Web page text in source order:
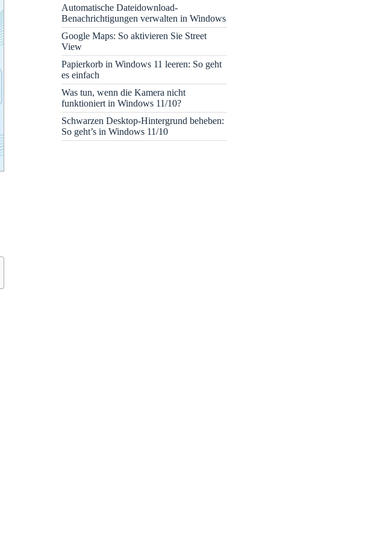
Automatische Dateidownload-
Benachrichtigungen verwalten in Windows
Google Maps: So aktivieren Sie Street
View
Papierkorb in Windows 11 leeren: So geht
es einfach
Was tun, wenn die Kamera nicht
funktioniert in Windows 11/10?
Schwarzen Desktop-Hintergrund beheben:
So geht’s in Windows 11/10